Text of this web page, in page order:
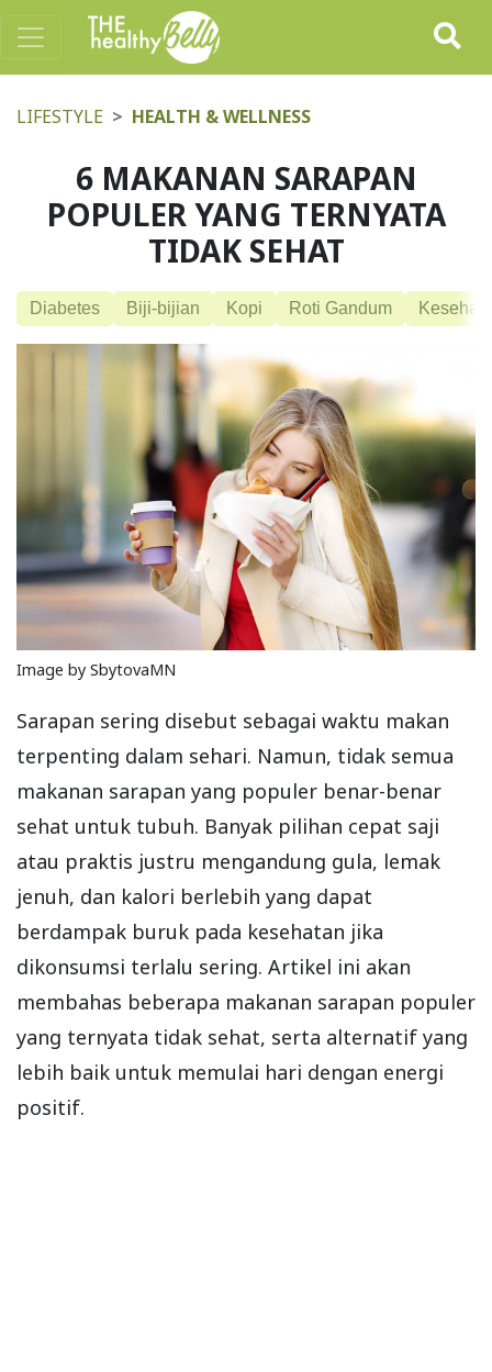
LIFESTYLE HEALTH & WELLNESS
6 MAKANAN SARAPAN
POPULER YANG TERNYATA
TIDAK SEHAT
Diabetes Biji-bijian Kopi Roti Gandum
Image by SbytovaMN
Sarapan sering disebut sebagai waktu makan
terpenting dalam sehari. Namun, tidak semua
makanan sarapan yang populer benar-benar
sehat untuk tubuh. Banyak pilihan cepat saji
atau praktis justru mengandung gula, lemak
jenuh, dan kalori berlebih yang dapat
berdampak buruk pada kesehatan jika
dikonsumsi terlalu sering. Artikel ini akan
membahas beberapa makanan sarapan populer
yang ternyata tidak sehat, serta alternatif yang
lebih baik untuk memulai hari dengan energi
positif.